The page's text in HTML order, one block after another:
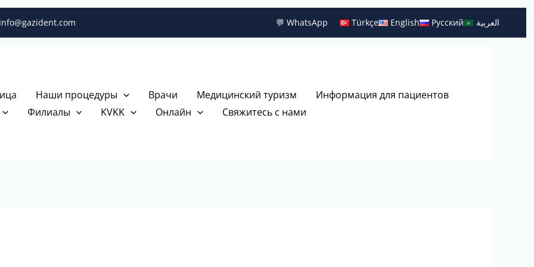
💬 WhatsApp Türkçe English Русский العربية
Наши процедуры Врачи Медицинский туризм
Информация для пациентов
Филиалы KVKK Онлайн Свяжитесь с нами